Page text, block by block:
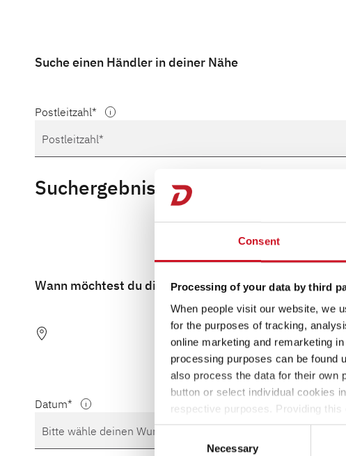
Consent
Processing of your data by third
When people visit our website, we
for the purposes of tracking,
online marketing and remarketing
processing purposes can be found
also process the data for their own
button or select individual cookies
respective purposes. Providing
settings at any time as well as
the website). You can find further
Consent
Selection
Necessary
Suche einen Händler in deiner Nähe
Postleitzahl
Suchergebnisse
Wann möchtest du die Konfiguration mit einem
Datum